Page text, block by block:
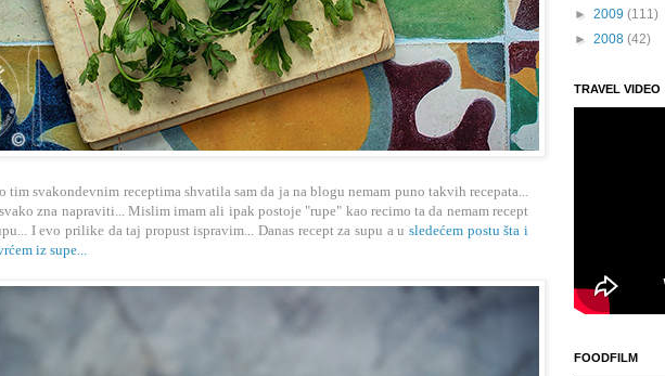
tim svakondevnim receptima shvatila sam da ja na blogu nemam puno takvih recepata...
zna napraviti... Mislim imam ali ipak postoje "rupe" kao recimo ta da nemam recept
I evo prilike da taj propust ispravim... Danas recept za supu a usledećem postu šta i
iz supe...
► 2009 (111)
► 2008 (42)
TRAVEL VIDEO
FOODFILM